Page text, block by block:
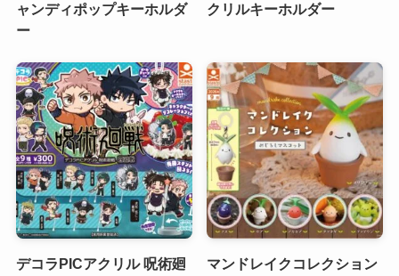
ャンディポップキーホルダ
ー
クリルキーホルダー
デコラPICアクリル 呪術廻
マンドレイクコレクション